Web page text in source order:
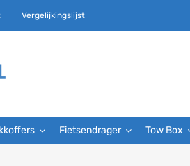
Vergelijkingslijst
Fietsendrager Tow Box